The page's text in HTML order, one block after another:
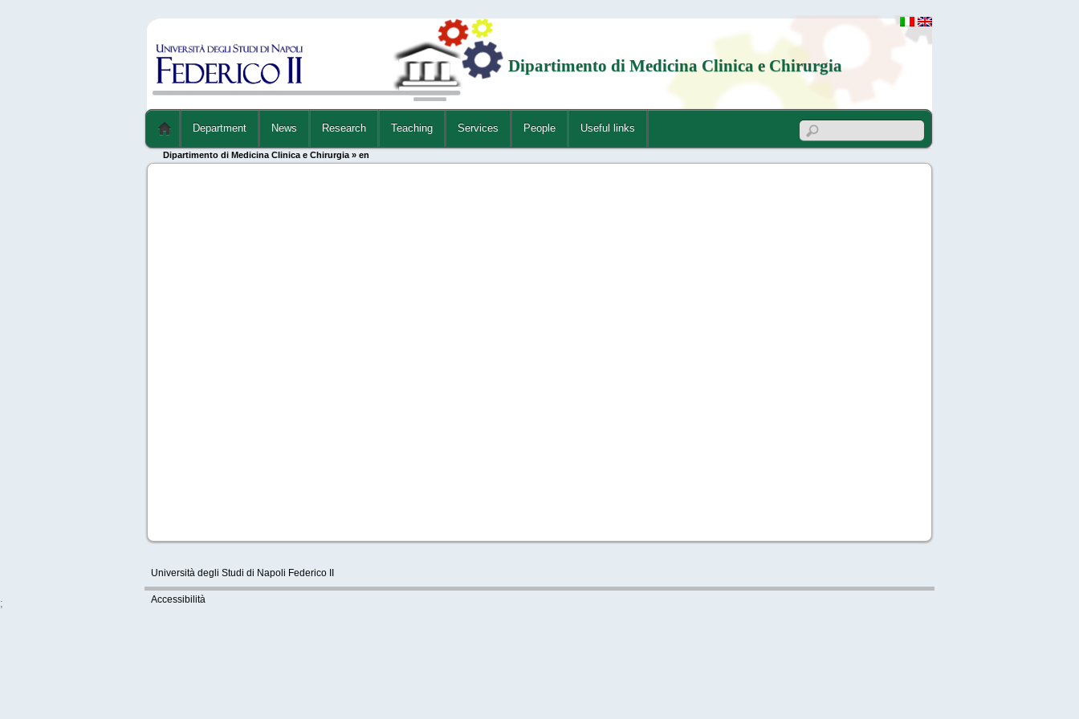
Dipartimento di Medicina Clinica e Chirurgia
Department News Research Teaching Services People Useful links
Dipartimento di Medicina Clinica e Chirurgia » en
Università degli Studi di Napoli Federico II
Accessibilità
;